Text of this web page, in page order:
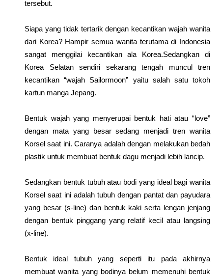
tersebut.
Siapa yang tidak tertarik dengan kecantikan wajah wanita
dari Korea? Hampir semua wanita terutama di Indonesia
sangat menggilai kecantikan ala Korea.Sedangkan di
Korea Selatan sendiri sekarang tengah muncul tren
kecantikan “wajah Sailormoon” yaitu salah satu tokoh
kartun manga Jepang.
Bentuk wajah yang menyerupai bentuk hati atau “love”
dengan mata yang besar sedang menjadi tren wanita
Korsel saat ini. Caranya adalah dengan melakukan bedah
plastik untuk membuat bentuk dagu menjadi lebih lancip.
Sedangkan bentuk tubuh atau bodi yang ideal bagi wanita
Korsel saat ini adalah tubuh dengan pantat dan payudara
yang besar (s-line) dan bentuk kaki serta lengan jenjang
dengan bentuk pinggang yang relatif kecil atau langsing
(x-line).
Bentuk ideal tubuh yang seperti itu pada akhirnya
membuat wanita yang bodinya belum memenuhi bentuk